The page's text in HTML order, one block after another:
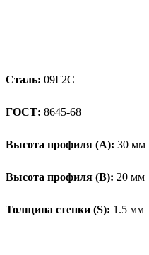
Сталь: 09Г2С
ГОСТ: 8645-68
Высота профиля (А): 30 мм
Высота профиля (B): 20 мм
Толщина стенки (S): 1.5 мм